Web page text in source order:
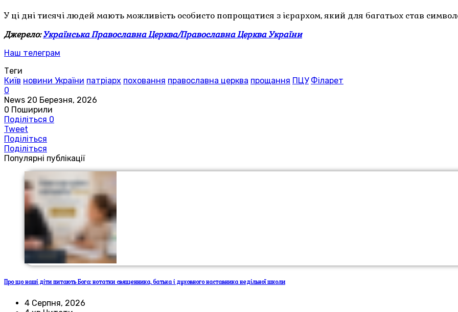
У ці дні тисячі людей мають можливість особисто попрощатися з ієрархом, який для багатьох став
Джерело:Українська Православна Церква/Православна Церква України
Наш телеграм
Теги
Київ новини України патріарх поховання православна церква прощання ПЦУ Філарет
0
News 20 Березня, 2026
0 Поширили
Поділіться 0
Tweet
Поділіться
Поділіться
Популярні публікації
Про що наші діти питають Бога: нотатки священника, батька і духовного наставника недільної школи
4 Серпня, 2026